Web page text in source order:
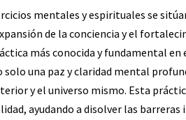
mentales y espirituales se
de la conciencia y el
más conocida y fundamental en
una paz y claridad mental
y el universo mismo. Esta
ayudando a disolver las barreras